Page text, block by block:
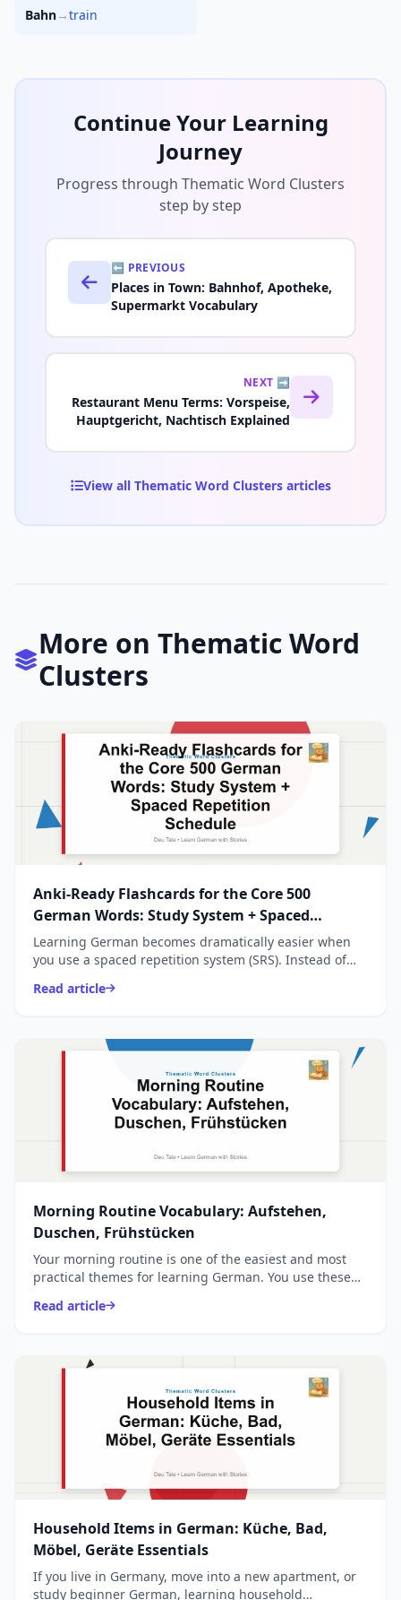
Bahn→train
Continue Your Learning
Journey
Progress through Thematic Word Clusters
step by step
⬅️ PREVIOUS
Places in Town: Bahnhof, Apotheke,
Supermarkt Vocabulary
NEXT ➡️
Restaurant Menu Terms: Vorspeise,
Hauptgericht, Nachtisch Explained
View all Thematic Word Clusters articles
More on Thematic Word
Clusters
Anki-Ready Flashcards for the Core 500
German Words: Study System + Spaced
Repetition Schedule
Learning German becomes dramatically easier when
you use a spaced repetition system (SRS). Instead of
...
Read article
Morning Routine Vocabulary: Aufstehen,
Duschen, Frühstücken
Your morning routine is one of the easiest and most
practical themes for learning German. You use these
...
Read article
Household Items in German: Küche, Bad,
Möbel, Geräte Essentials
If you live in Germany, move into a new apartment, or
study beginner German, learning household